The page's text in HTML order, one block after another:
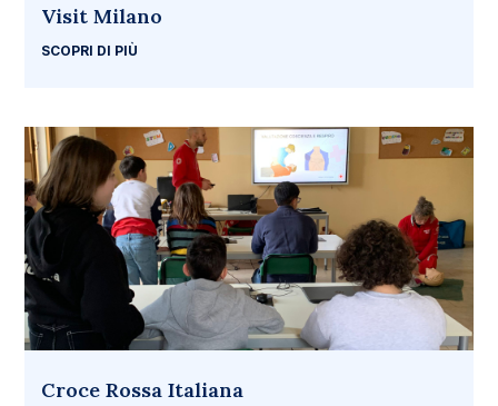
Visit Milano
SCOPRI DI PIÙ
Croce Rossa Italiana